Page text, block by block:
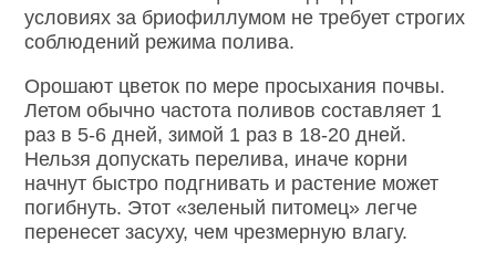
условиях за бриофиллумом не требует строгих
соблюдений режима полива.
Орошают цветок по мере просыхания почвы.
Летом обычно частота поливов составляет 1
раз в 5-6 дней, зимой 1 раз в 18-20 дней.
Нельзя допускать перелива, иначе корни
начнут быстро подгнивать и растение может
погибнуть. Этот «зеленый питомец» легче
перенесет засуху, чем чрезмерную влагу.